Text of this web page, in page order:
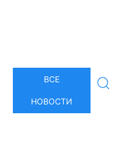
ВСЕ
НОВОСТИ